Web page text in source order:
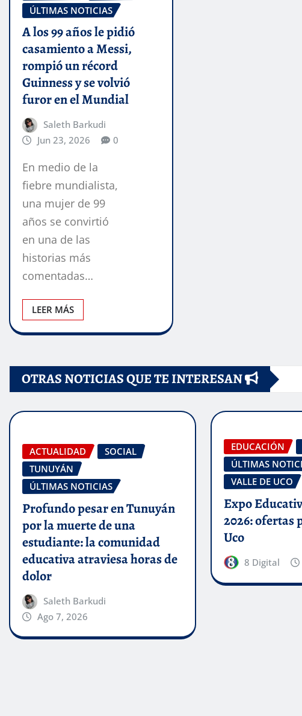
ÚLTIMAS NOTICIAS
A los 99 años le pidió
casamiento a Messi,
rompió un récord
Guinness y se volvió
furor en el Mundial
Saleth Barkudi
Jun 23, 2026
0
En medio de la
fiebre mundialista,
una mujer de 99
años se convirtió
en una de las
historias más
comentadas…
LEER MÁS
OTRAS NOTICIAS QUE TE INTERESAN
ACTUALIDAD
SOCIAL
TUNUYÁN
ÚLTIMAS NOTICIAS
Profundo pesar en Tunuyán
por la muerte de una
estudiante: la comunidad
educativa atraviesa horas de
dolor
Saleth Barkudi
Ago 7, 2026
EDUCACIÓN
ÚLTIMAS
VALLE DE UCO
Expo
2026: ofertas
Uco
8 Digital